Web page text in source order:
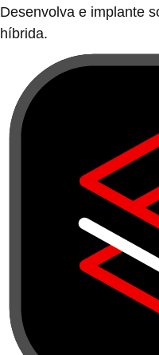
Desenvolva e implante
híbrida.